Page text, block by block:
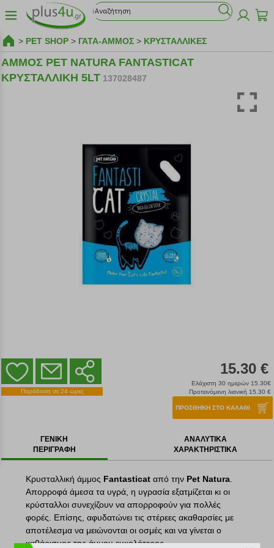
> PET SHOP > ΓΑΤΑ-ΑΜΜΟΣ > ΚΡΥΣΤΑΛΛΙΚΕΣ
ΑΜΜΟΣ PET NATURA FANTASTICAT
ΚΡΥΣΤΑΛΛΙΚΗ 5LT 137028487
Παράδοση σε 24 ώρες
15.30 €
Ελάχιστη 30 ημερών 15.30€
Προτεινόμενη λιανική 15.30 €
ΠΡΟΣΘΗΚΗ ΣΤΟ ΚΑΛΑΘΙ
ΓΕΝΙΚΗ
ΠΕΡΙΓΡΑΦΗ
ΑΝΑΛΥΤΙΚΑ
ΧΑΡΑΚΤΗΡΙΣΤΙΚΑ
Κρυσταλλική άμμος Fantasticat από την Pet Natura.
Απορροφά άμεσα τα υγρά, η υγρασία εξατμίζεται κι οι
κρύσταλλοι συνεχίζουν να απορροφούν για πολλές
φορές. Επίσης, αφυδατώνει τις στέρεες ακαθαρσίες με
αποτέλεσμα να μειώνονται οι οσμές και να γίνεται ο
καθάρισμος της άμμου ευκολότερος.